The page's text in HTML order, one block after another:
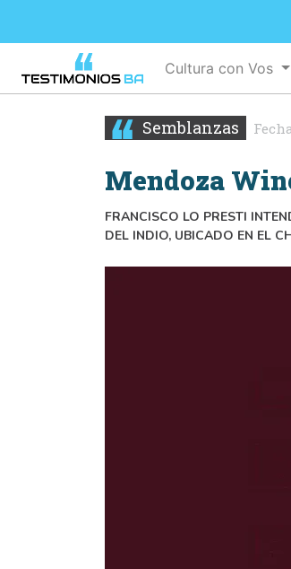
Cultura con Vos
Semblanzas
Mendoza
FRANCISCO LO PRESTI
DEL INDIO, UBICADO EN EL